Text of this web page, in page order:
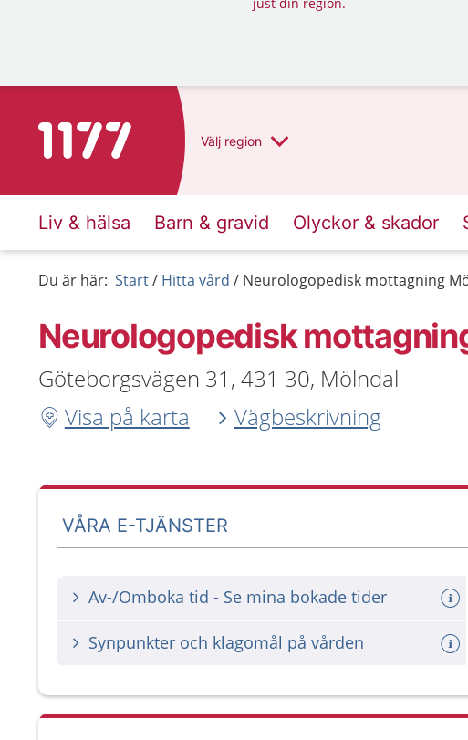
Till startsidan för 1177 Välj region
Liv & hälsa Barn & gravid Olyckor & skador
Du är här: Start Hitta vård Neurologopedisk mottagning
Neurologopedisk
Göteborgsvägen 31, 431 30, Mölndal
Visa på karta
Vägbeskrivning
VÅRA E-TJÄNSTER
Av-/Omboka tid - Se mina bokade tider
Synpunkter och klagomål på vården